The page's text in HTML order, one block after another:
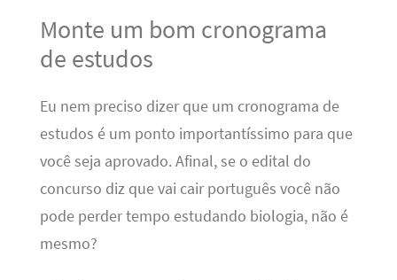
Monte um bom cronograma
de estudos
Eu nem preciso dizer que um cronograma de
estudos é um ponto importantíssimo para que
você seja aprovado. Afinal, se o edital do
concurso diz que vai cair português você não
pode perder tempo estudando biologia, não é
mesmo?